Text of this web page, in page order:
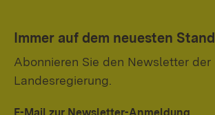
Immer auf dem neuesten Stand
Abonnieren Sie den Newsletter der
Landesregierung.